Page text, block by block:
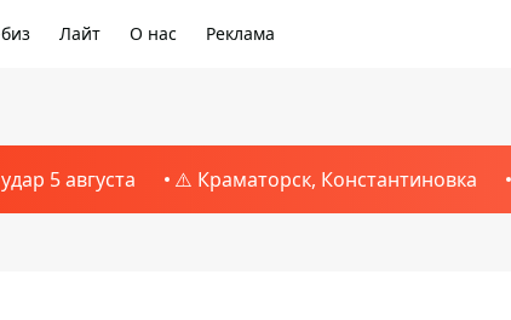
Лайт О нас Реклама
5 августа ⚠️ Краматорск, Константиновка